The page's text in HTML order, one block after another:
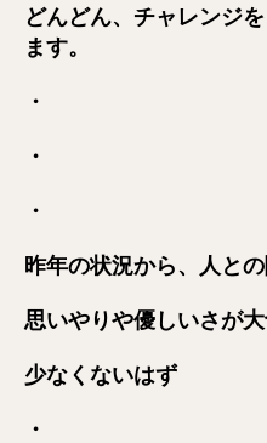
どんどん、チャレンジ
ます。
・
・
・
昨年の状況から、人と
思いやりや優しいさが
少なくないはず
・